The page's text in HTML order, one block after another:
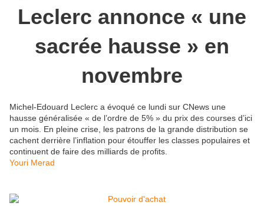
Leclerc annonce « une
sacrée hausse » en
novembre
Michel-Edouard Leclerc a évoqué ce lundi sur CNews une
hausse généralisée « de l’ordre de 5% » du prix des courses d’ici
un mois. En pleine crise, les patrons de la grande distribution se
cachent derrière l’inflation pour étouffer les classes populaires et
continuent de faire des milliards de profits.
Youri Merad